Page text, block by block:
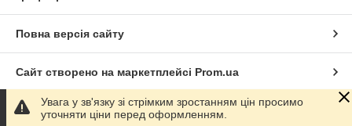
Повна версія сайту
Сайт створено на маркетплейсі Prom.ua
Політика конфіденційності
Увага у зв'язку зі стрімким зростанням цін просимо
уточняти ціни перед оформленням.